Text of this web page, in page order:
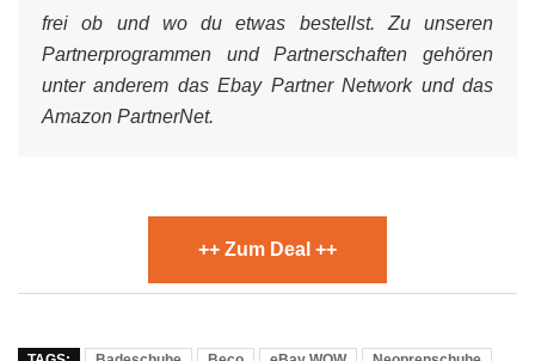
frei ob und wo du etwas bestellst. Zu unseren
Partnerprogrammen und Partnerschaften gehören
unter anderem das Ebay Partner Network und das
Amazon PartnerNet.
++ Zum Deal ++